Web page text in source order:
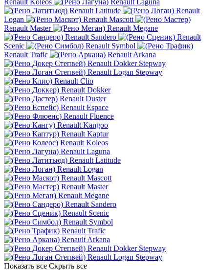
Renault Koleos
Renault Laguna
Renault Latitude
Renault
Logan
Renault Mascott
Renault Master
Renault Megane
Renault Sandero
Renault
Scenic
Renault Symbol
Renault Trafic
Renault Arkana
Renault Dokker Stepway
Renault Logan Stepway
Renault Clio
Renault Dokker
Renault Duster
Renault Espace
Renault Fluence
Renault Kangoo
Renault Kaptur
Renault Koleos
Renault Laguna
Renault Latitude
Renault Logan
Renault Mascott
Renault Master
Renault Megane
Renault Sandero
Renault Scenic
Renault Symbol
Renault Trafic
Renault Arkana
Renault Dokker Stepway
Renault Logan Stepway
Показать все Скрыть все